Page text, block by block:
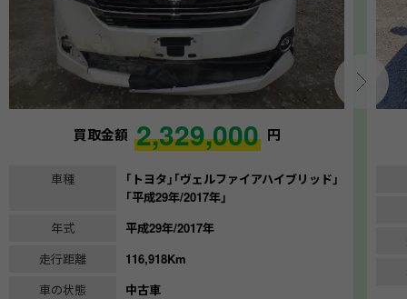
買取金額 2,329,000 円
車種
｢トヨタ｣｢ヴェルファイアハイブリッド｣
｢平成29年/2017年｣
年式
平成29年/2017年
走行距離
116,918Km
車の状態
中古車